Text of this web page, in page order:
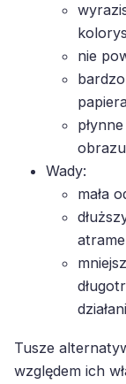
nie
Wady:
mała
Tusze
względem ich